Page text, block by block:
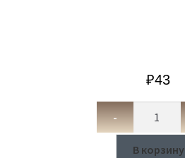
₽43
-
В корзину